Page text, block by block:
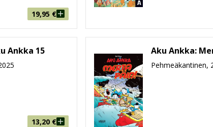
serkulle Hannulle pitää näyttää kaapin paikka,
sarjakuvilla oli siinä vaiheessa jo laaja ja osaava
mestarin viitoittamalla tiellä – mutta uskaltautuivat
Viimeistään silloin huomattiin, että
huima tahansa, lopussa Aku palaa yleensä maan
19,95 €
Ankka 15
13,20 €
Aku Ankka:
Pehmeäkantinen,